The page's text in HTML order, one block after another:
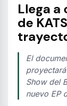
Llega a
de
El
Show del
nuevo EP